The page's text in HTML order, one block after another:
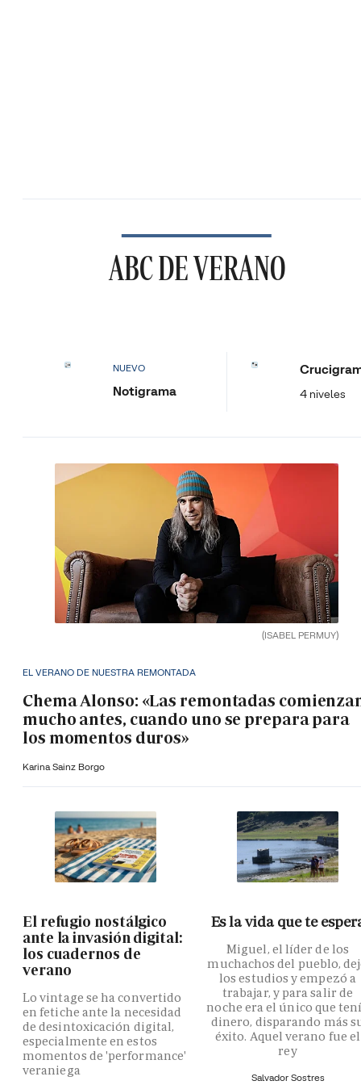
ABC DE VERANO
NUEVO
Notigrama 4 niveles
(ISABEL PERMUY)
EL VERANO DE NUESTRA REMONTADA
Chema Alonso: «Las remontadas
mucho antes, cuando uno se prepara para
los momentos duros»
Karina Sainz Borgo
El refugio nostálgico
ante la invasión digital:
los cuadernos de
verano
Lo vintage se ha convertido
en fetiche ante la necesidad
de desintoxicación digital,
especialmente en estos
momentos de 'performance'
veraniega
Es la vida que te
Miguel, el líder de los
muchachos del pueblo,
los estudios y empezó a
trabajar, y para salir de
noche era el único que
dinero, disparando más
éxito. Aquel verano fue el
rey
Salvador Sostres